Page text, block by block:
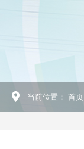
当前位置： 首页